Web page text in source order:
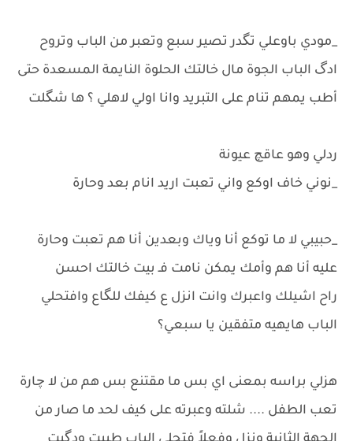
_مودي باوعلي تگدر تصير سبع وتعبر من الباب وتروح
ادگ الباب الجوة مال خالتك الحلوة النايمة المسعدة حتى
أطب يمهم تنام على التبريد وانا اولي لاهلي ؟ ها شگلت
ردلي وهو عاقچ عيونة
_نوني خاف اوكع واني تعبت اريد انام بعد وحارة
_حبيبي لا ما توكع أنا وياك وبعدين أنا هم تعبت وحارة
عليه أنا هم وأمك يمكن نامت فـ بيت خالتك احسن
راح اشيلك واعبرك وانت انزل ع كيفك للگاع وافتحلي
الباب هايهيه متفقين يا سبعي؟
هزلي براسه بمعنى اي بس ما مقتنع بس هم من لا چارة
تعب الطفل .... شلته وعبرته على كيف لحد ما صار من